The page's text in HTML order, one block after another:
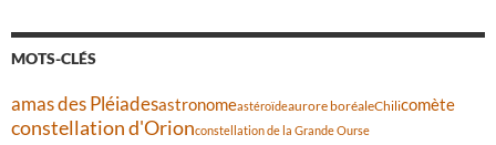
MOTS-CLÉS
amas des Pléiadesastronomeastéroïdeaurore boréaleChilicomète
constellation d'Orionconstellation de la Grande Ourse